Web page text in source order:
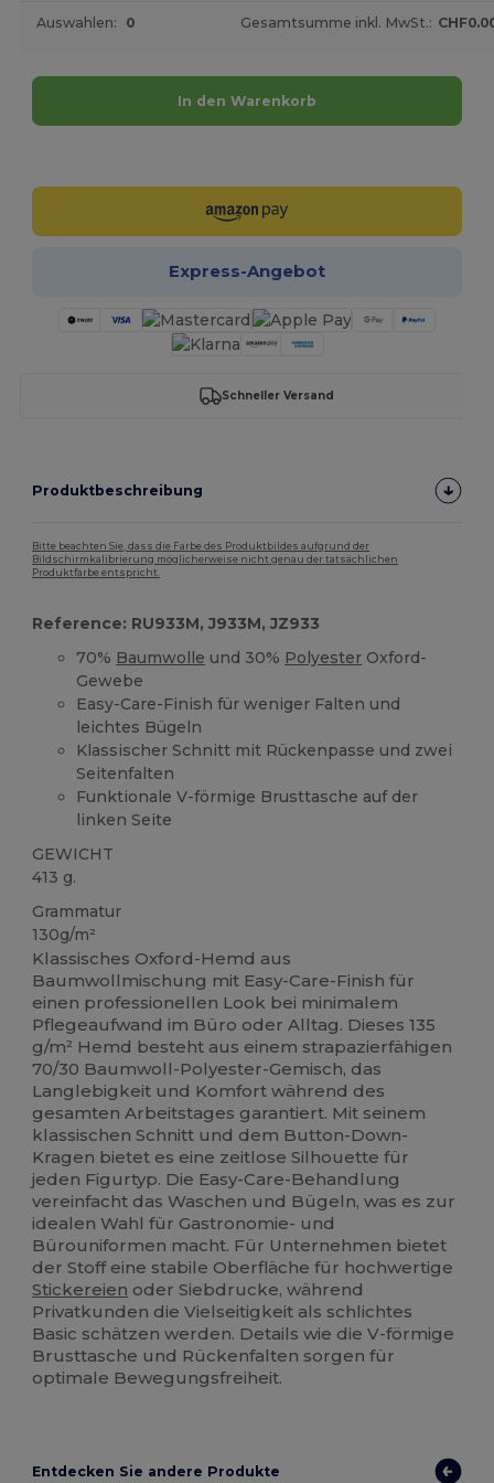
Auswahlen: 0 Gesamtsumme inkl. MwSt.:
In den Warenkorb
Express-Angebot
Schneller Versand
Produktbeschreibung
Bitte beachten Sie, dass die Farbe des Produktbildes aufgrund der
Bildschirmkalibrierung möglicherweise nicht genau der tatsächlichen
Produktfarbe entspricht.
Reference: RU933M, J933M, JZ933
70% Baumwolle und 30% Polyester Oxford-
Gewebe
Easy-Care-Finish für weniger Falten und
leichtes Bügeln
Klassischer Schnitt mit Rückenpasse und zwei
Seitenfalten
Funktionale V-förmige Brusttasche auf der
linken Seite
GEWICHT
413 g.
Grammatur
130g/m²
Klassisches Oxford-Hemd aus
Baumwollmischung mit Easy-Care-Finish für
einen professionellen Look bei minimalem
Pflegeaufwand im Büro oder Alltag. Dieses 135
g/m² Hemd besteht aus einem strapazierfähigen
70/30 Baumwoll-Polyester-Gemisch, das
Langlebigkeit und Komfort während des
gesamten Arbeitstages garantiert. Mit seinem
klassischen Schnitt und dem Button-Down-
Kragen bietet es eine zeitlose Silhouette für
jeden Figurtyp. Die Easy-Care-Behandlung
vereinfacht das Waschen und Bügeln, was es zur
idealen Wahl für Gastronomie- und
Bürouniformen macht. Für Unternehmen bietet
der Stoff eine stabile Oberfläche für hochwertige
Stickereien oder Siebdrucke, während
Privatkunden die Vielseitigkeit als schlichtes
Basic schätzen werden. Details wie die V-förmige
Brusttasche und Rückenfalten sorgen für
optimale Bewegungsfreiheit.
Entdecken Sie andere Produkte